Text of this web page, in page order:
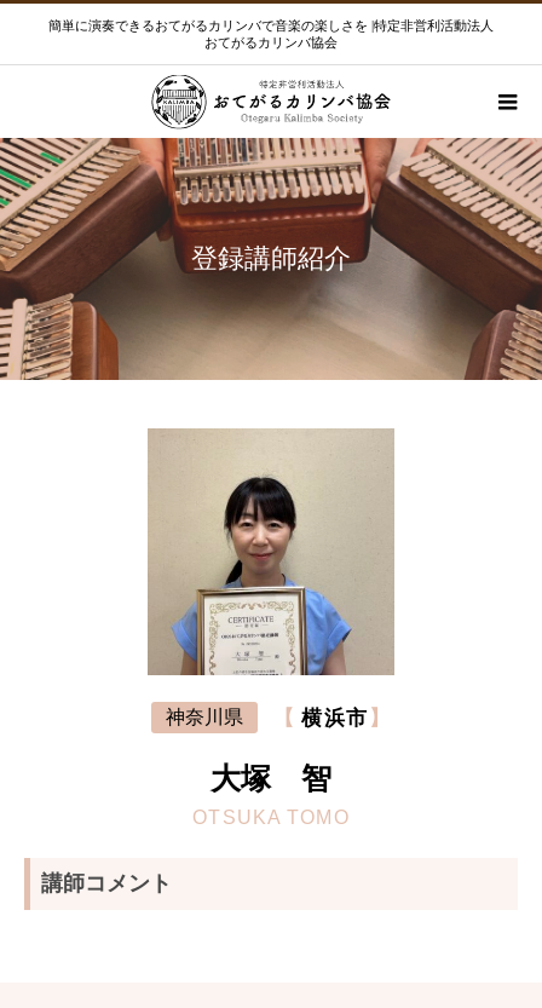
簡単に演奏できるおてがるカリンバで音楽の楽しさを |特定非営利活動法人
おてがるカリンバ協会
登録講師紹介
神奈川県 【 横浜市 】
大塚 智
OTSUKA TOMO
講師コメント